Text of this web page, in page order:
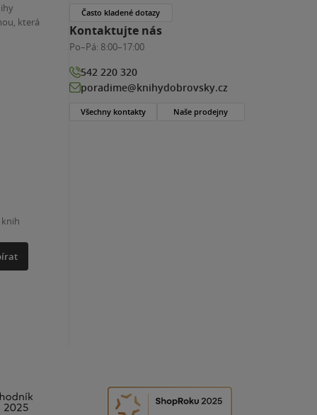
která
Často kladené dotazy
Kontaktujte nás
Po–Pá: 8:00–17:00
542 220 320
poradime@knihydobrovsky.cz
Všechny kontakty Naše prodejny